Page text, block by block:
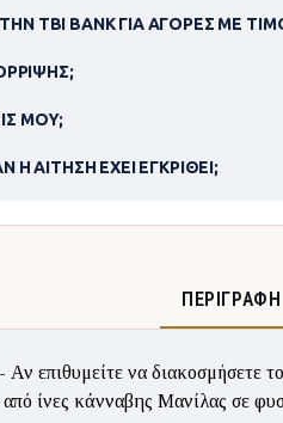
TBI BANK ΓΙΑ ΑΓΟΡΈΣ ΜΕ
ΜΟΥ;
ΑΊΤΗΣΗ ΈΧΕΙ ΕΓΚΡΙΘΕΊ;
ΠΕΡΙΓΡΑΦΉ
επιθυμείτε να διακοσμήσετε
ίνες κάνναβης Μανίλας σε